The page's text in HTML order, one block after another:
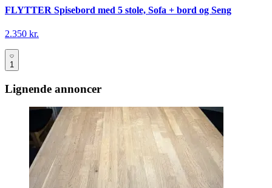
FLYTTER Spisebord med 5 stole, Sofa + bord og Seng
2.350 kr.
1
Lignende annoncer